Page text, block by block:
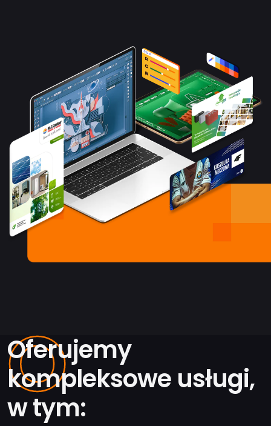
O
Oferujemy
kompleksowe usługi,
w tym: